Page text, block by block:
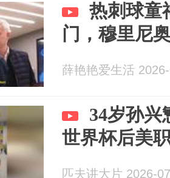
热刺球童
门，穆里尼
薛艳艳爱生活
34岁孙兴
世界杯后美
匹夫讲大片 2026-